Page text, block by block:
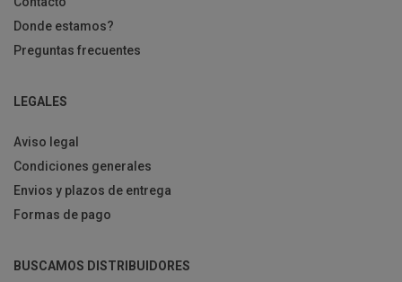
Donde estamos?
Preguntas frecuentes
LEGALES
Aviso legal
Condiciones generales
Envios y plazos de entrega
Formas de pago
BUSCAMOS DISTRIBUIDORES